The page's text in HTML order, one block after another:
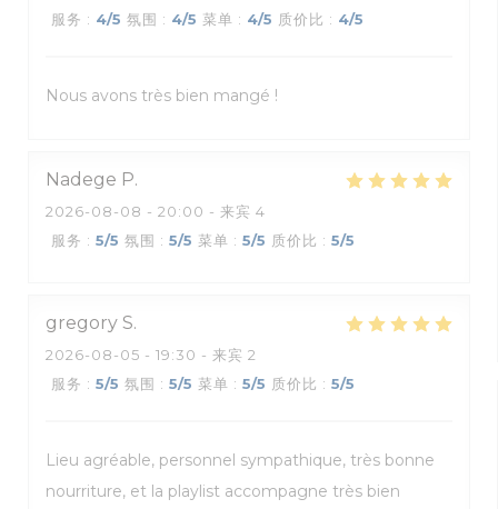
服务 : 4/5 氛围 : 4/5 菜单 : 4/5 质价比 : 4/5
Nous avons très bien mangé !
Nadege P
2026-08-08 - 20:00 - 来宾 4
服务 : 5/5 氛围 : 5/5 菜单 : 5/5 质价比 : 5/5
gregory S
2026-08-05 - 19:30 - 来宾 2
服务 : 5/5 氛围 : 5/5 菜单 : 5/5 质价比 : 5/5
Lieu agréable, personnel sympathique, très bonne
nourriture, et la playlist accompagne très bien